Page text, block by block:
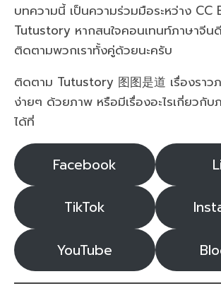
บทความนี้ เป็นความร่วมมือระหว่าง CC
Tutustory หากสนใจคอนเทนท์ภาษาจี
ติดตามพวกเราทั้งคู่ด้วยนะครับ
ติดตาม Tutustory 图图是道 เรื่องราว
ง่ายๆ ด้วยภาพ หรือมีเรื่องอะไรเกี่ยวกั
ได้ที่
Facebook
TikTok
YouTube